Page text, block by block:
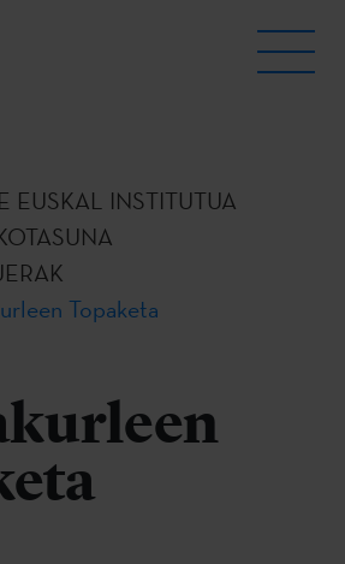
EUSKAL INSTITUTUA
Topaketa